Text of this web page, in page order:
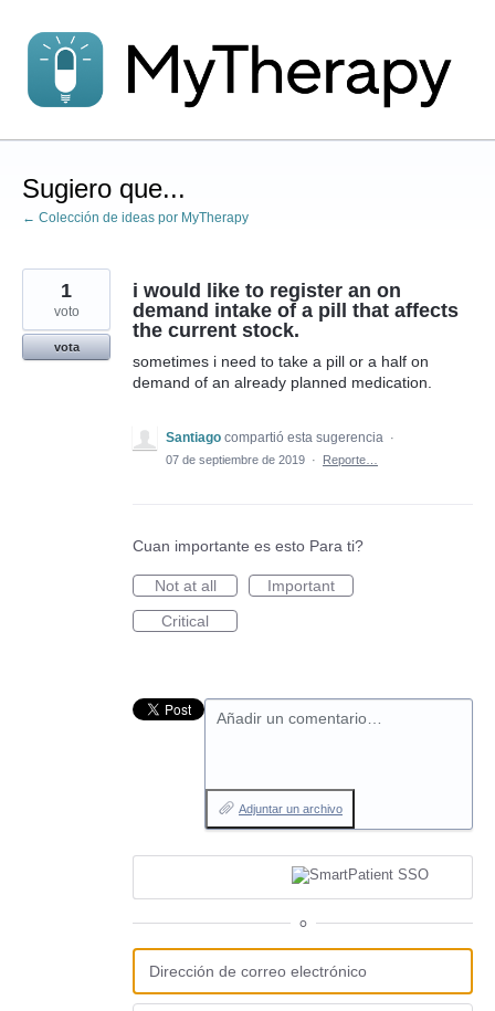
al
contenido
Sugiero que...
← Colección de ideas por MyTherapy
i would like to register an on
demand intake of a pill that affects
the current stock.
sometimes i need to take a pill or a half on
demand of an already planned medication.
1
voto
vota
Santiago compartió esta sugerencia ·
07 de septiembre de 2019 · Reporte…
Cuan importante es esto Para ti?
Not at all
Important
Critical
Añadir un comentario…
Adjuntar un archivo
o